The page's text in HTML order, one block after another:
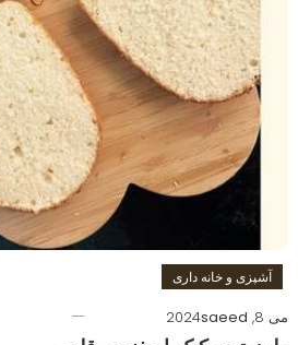
آشپزی و خانه داری
می 8, 2024
saeed